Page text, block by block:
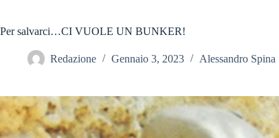
Per salvarci…CI VUOLE UN BUNKER!
Redazione Gennaio 3, 2023 Alessandro Spina